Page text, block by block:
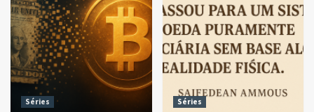
Séries Séries